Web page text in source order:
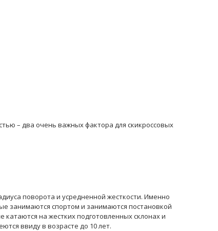
– два очень важных фактора для скикроссовых
поворота и усредненной жесткости. Именно
занимаются спортом и занимаются постановкой
на жестких подготовленных склонах и
ввиду в возрасте до 10 лет.